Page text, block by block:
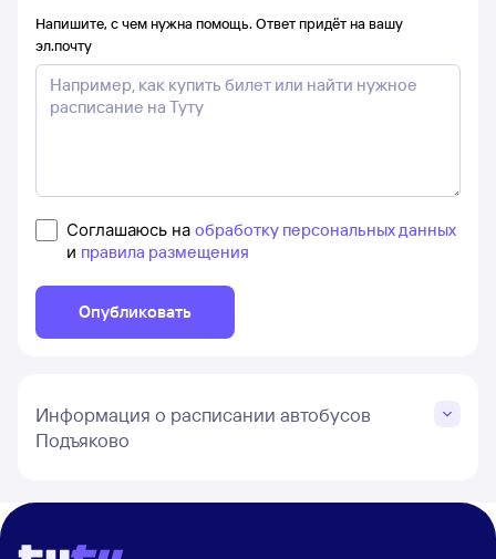
Напишите, с чем нужна помощь. Ответ придёт на вашу
эл.почту
Соглашаюсь на обработку персональных данных
и правила размещения
Опубликовать
Информация о расписании автобусов
Подъяково